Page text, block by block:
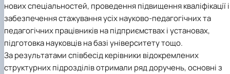
нових спеціальностей, проведення підвищення кваліфікації і
забезпечення стажування усіх науково-педагогічних та
педагогічних працівників на підприємствах і установах,
підготовка науковців на базі університету тощо.
За результатами співбесід керівники відокремлених
структурних підрозділів отримали ряд доручень, основні з